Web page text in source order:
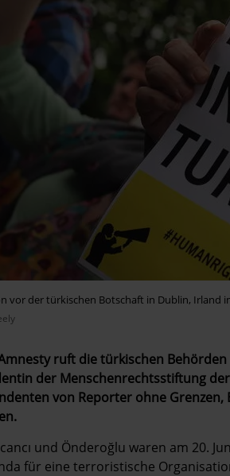
vor der türkischen Botschaft in Dublin, Irland
Amnesty ruft die türkischen
der Menschenrechtsstiftung
von Reporter ohne
und Önderoğlu waren am 20.
für eine terroristische